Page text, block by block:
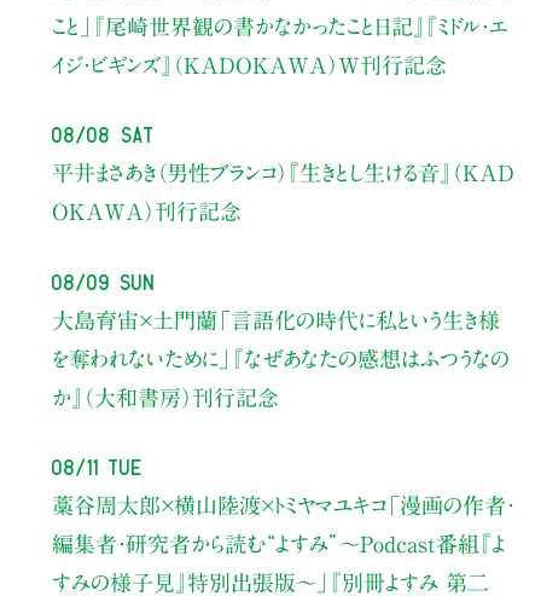
こと」
『尾崎世界観の書かなかったこと日記』『ミドル・エ
イジ・ビギンズ』（KADOKAWA）W刊行記念
08/08 Sat
平井まさあき（男性ブランコ） 『生きとし生ける音』（KAD
OKAWA）刊行記念
08/09 Sun
大島育宙×土門蘭 「言語化の時代に私という生き様
を奪われないために」
『なぜあなたの感想はふつうなの
か』（大和書房）刊行記念
08/11 Tue
藁谷周太郎×横山陸渡×トミヤマユキコ「漫画の作者・
編集者・研究者から読む“よすみ” 〜Podcast番組『よ
すみの様子見』特別出張版〜」
『別冊よすみ 第二